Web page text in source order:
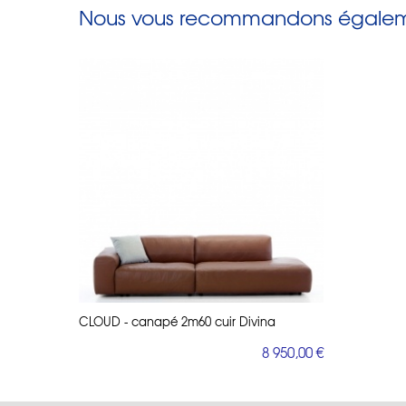
Nous vous recommandons
CLOUD - canapé 2m60 cuir Divina
8 950,00 €